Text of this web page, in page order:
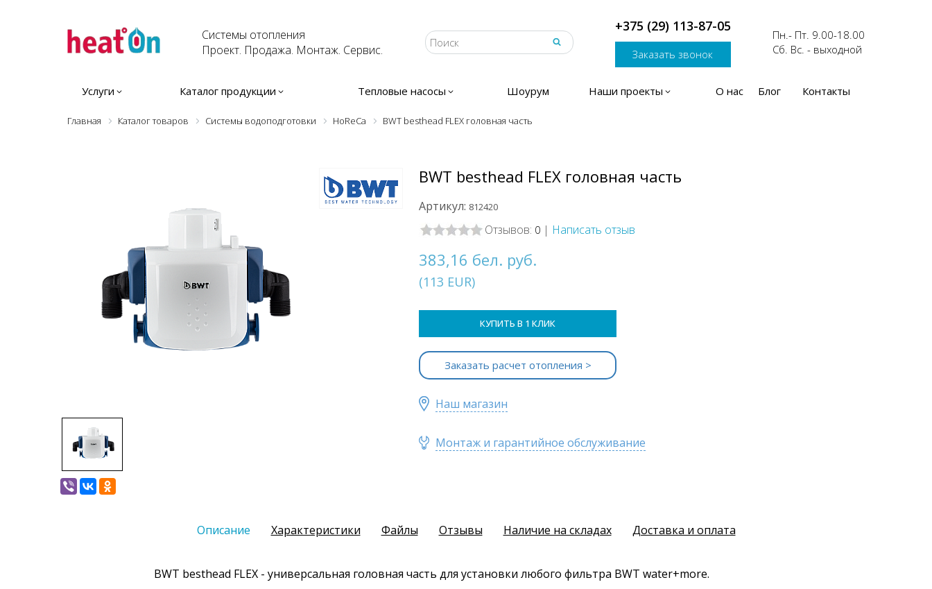
Системы отопления
Проект. Продажа. Монтаж. Сервис.
+375 (29) 113-87-05
Заказать звонок
Пн.- Пт. 9.00-18.00
Сб. Вс. - выходной
Услуги Каталог продукции Тепловые насосы Шоурум Наши проекты О нас Блог Контакты
Главная Каталог товаров Системы водоподготовки HoReCa BWT besthead FLEX головная часть
BWT besthead FLEX головная часть
Артикул: 812420
Отзывов: 0 | Написать отзыв
383,16 бел. руб.
(113 EUR)
КУПИТЬ В 1 КЛИК
Заказать расчет отопления >
Наш магазин
Монтаж и гарантийное обслуживание
Описание Характеристики Файлы Отзывы Наличие на складах Доставка и оплата
BWT besthead FLEX - универсальная головная часть для установки любого фильтра BWT water+more.